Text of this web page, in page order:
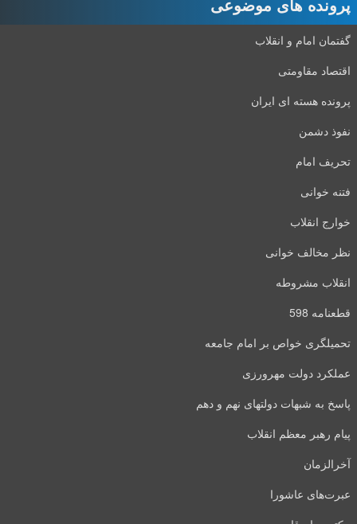
گفتمان امام و انقلاب
اقتصاد مقاومتی
پرونده هسته ای ایران
نفوذ دشمن
تحریف امام
فتنه خوانی
خوارج انقلاب
نظر مخالف خوانی
انقلاب مشروطه
قطعنامه 598
تحمیلگری خواص بر امام جامعه
عملکرد دولت مهرورزی
پاسخ به شبهات دولتهای نهم و دهم
پیام رهبر معظم انقلاب
آخرالزمان
عبرت‌های عاشورا